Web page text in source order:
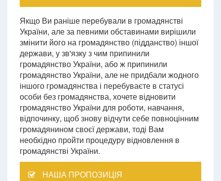
Якщо Ви раніше перебували в громадянстві
України, але за певними обставинами вирішили
змінити його на громадянство (підданство) іншої
держави, у зв'язку з чим припинили
громадянство України, або ж припинили
громадянство України, але не придбали жодного
іншого громадянства і перебуваєте в статусі
особи без громадянства, хочете відновити
громадянство України для роботи, навчання,
відпочинку, щоб знову відчути себе повноцінним
громадянином своєї держави, тоді Вам
необхідно пройти процедуру відновлення в
громадянстві України.
НАША ПРОПОЗИЦІЯ